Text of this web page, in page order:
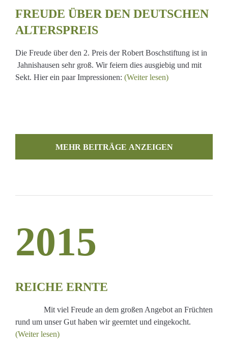
FREUDE ÜBER DEN DEUTSCHEN
ALTERSPREIS
Die Freude über den 2. Preis der Robert Boschstiftung ist in
Jahnishausen sehr groß. Wir feiern dies ausgiebig und mit
Sekt. Hier ein paar Impressionen: (Weiter lesen)
2015
REICHE ERNTE
Mit viel Freude an dem großen Angebot an Früchten
rund um unser Gut haben wir geerntet und eingekocht.
(Weiter lesen)